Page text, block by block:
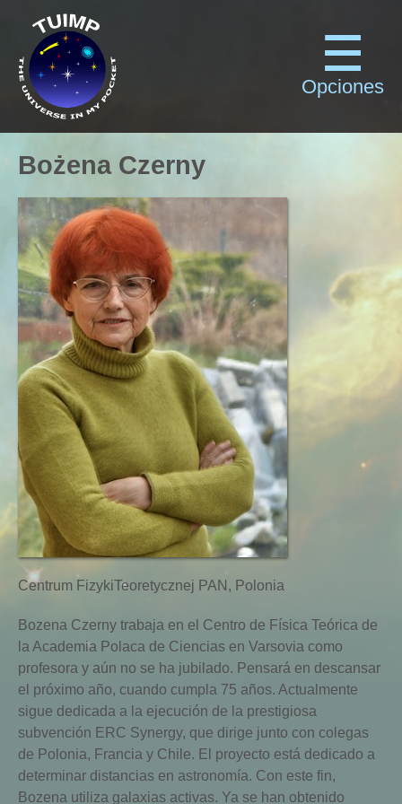
Opciones
Bożena Czerny
Centrum FizykiTeoretycznej PAN, Polonia
Bozena Czerny trabaja en el Centro de Física Teórica de
la Academia Polaca de Ciencias en Varsovia como
profesora y aún no se ha jubilado. Pensará en descansar
el próximo año, cuando cumpla 75 años. Actualmente
sigue dedicada a la ejecución de la prestigiosa
subvención ERC Synergy, que dirige junto con colegas
de Polonia, Francia y Chile. El proyecto está dedicado a
determinar distancias en astronomía. Con este fin,
Bozena utiliza galaxias activas. Ya se han obtenido